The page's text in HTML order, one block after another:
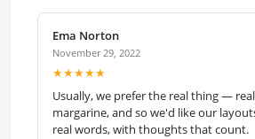
Ema Norton
November 29, 2022
★★★★★
Usually, we prefer the real thing —
margarine, and so we'd like our
real words, with thoughts that count.